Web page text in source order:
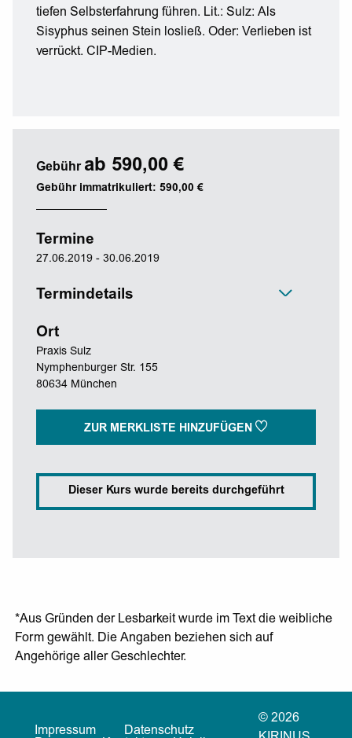
tiefen Selbsterfahrung führen. Lit.: Sulz: Als
Sisyphus seinen Stein losließ. Oder: Verlieben ist
verrückt. CIP-Medien.
Gebühr ab 590,00 €
Gebühr immatrikuliert: 590,00 €
Termine
27.06.2019 - 30.06.2019
Termindetails
Ort
Praxis Sulz
Nymphenburger Str. 155
80634 München
ZUR MERKLISTE HINZUFÜGEN
Dieser Kurs wurde bereits durchgeführt
*Aus Gründen der Lesbarkeit wurde im Text die weibliche
Form gewählt. Die Angaben beziehen sich auf
Angehörige aller Geschlechter.
Impressum
Datenschutz
© 2026